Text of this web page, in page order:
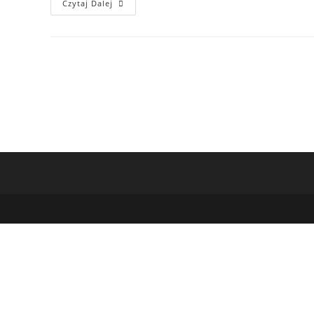
Czytaj Dalej Hello
World!